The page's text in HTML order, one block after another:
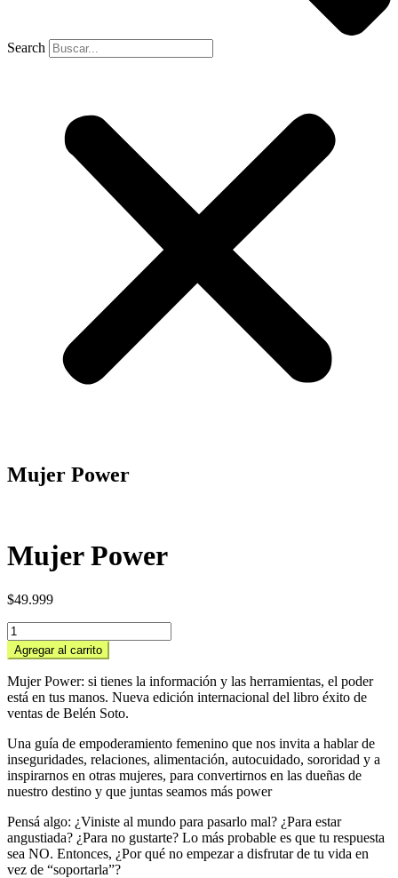
Search
Mujer Power
Mujer Power
$49.999
Mujer
Power
cantidad
Agregar al carrito
Mujer Power: si tienes la información y las herramientas, el poder
está en tus manos. Nueva edición internacional del libro éxito de
ventas de Belén Soto.
Una guía de empoderamiento femenino que nos invita a hablar de
inseguridades, relaciones, alimentación, autocuidado, sororidad y a
inspirarnos en otras mujeres, para convertirnos en las dueñas de
nuestro destino y que juntas seamos más power
Pensá algo: ¿Viniste al mundo para pasarlo mal? ¿Para estar
angustiada? ¿Para no gustarte? Lo más probable es que tu respuesta
sea NO. Entonces, ¿Por qué no empezar a disfrutar de tu vida en
vez de “soportarla”?